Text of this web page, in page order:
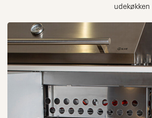
udekøkken